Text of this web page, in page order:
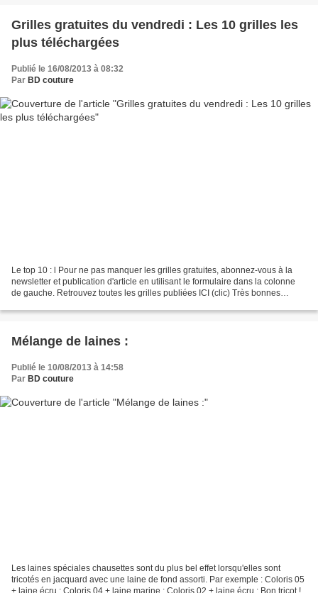
Grilles gratuites du vendredi : Les 10 grilles les
plus téléchargées
Publié le 16/08/2013 à 08:32
Par BD couture
Le top 10 : l Pour ne pas manquer les grilles gratuites, abonnez-vous à la
newsletter et publication d'article en utilisant le formulaire dans la colonne
de gauche. Retrouvez toutes les grilles publiées ICI (clic) Très bonnes
Mélange de laines :
Publié le 10/08/2013 à 14:58
Par BD couture
Les laines spéciales chausettes sont du plus bel effet lorsqu'elles sont
tricotés en jacquard avec une laine de fond assorti. Par exemple : Coloris 05
+ laine écru : Coloris 04 + laine marine : Coloris 02 + laine écru : Bon tricot !